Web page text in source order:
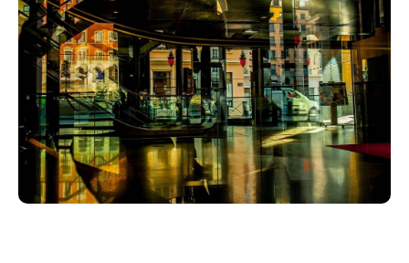
-Ou un peu des 4 situations précitées…..
La journée :
Travail sur les bases
Manipulation de vos boitiers
Vous faites vos photos
En fin de journée : vous connaissez et vous savez
utiliser les principes de base sur votre boitier